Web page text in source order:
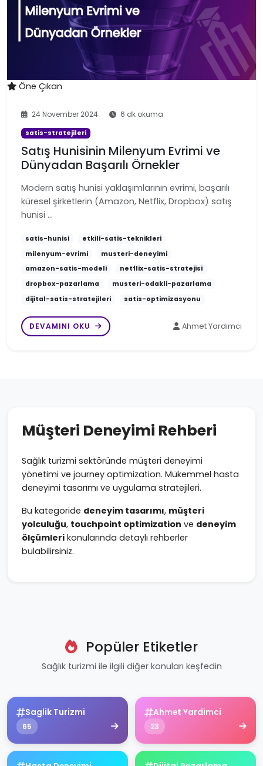
Öne Çıkan
24 November 2024 6 dk okuma
satis-stratejileri
Satış Hunisinin Milenyum Evrimi ve
Dünyadan Başarılı Örnekler
Modern satış hunisi yaklaşımlarının evrimi, başarılı
küresel şirketlerin (Amazon, Netflix, Dropbox) satış
hunisi …
satis-hunisi
etkili-satis-teknikleri
milenyum-evrimi
musteri-deneyimi
amazon-satis-modeli
netflix-satis-stratejisi
dropbox-pazarlama
musteri-odakli-pazarlama
dijital-satis-stratejileri
satis-optimizasyonu
DEVAMINI OKU Ahmet Yardımcı
Müşteri Deneyimi Rehberi
Sağlık turizmi sektöründe müşteri deneyimi
yönetimi ve journey optimization. Mükemmel hasta
deneyimi tasarımı ve uygulama stratejileri.
Bu kategoride deneyim tasarımı, müşteri
yolculuğu, touchpoint optimization ve deneyim
ölçümleri konularında detaylı rehberler
bulabilirsiniz.
Popüler Etiketler
Sağlık turizmi ile ilgili diğer konuları keşfedin
Saglik Turizmi
65
Ahmet Yardimci
23